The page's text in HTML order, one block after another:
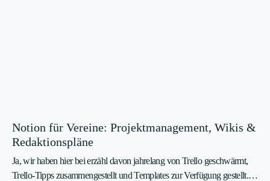
Notion für Vereine: Projektmanagement, Wikis &
Redaktionspläne
Ja, wir haben hier bei erzähl davon jahrelang von Trello geschwärmt,
Trello-Tipps zusammengestellt und Templates zur Verfügung gestellt.…